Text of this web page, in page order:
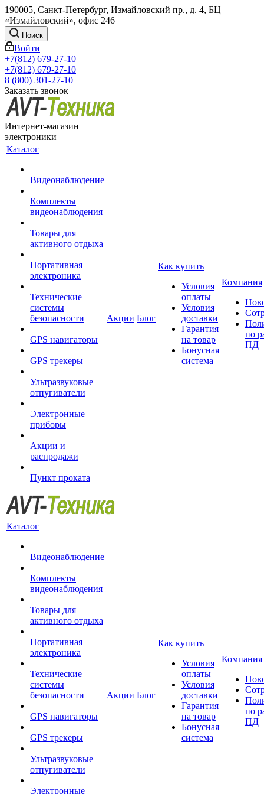
190005, Санкт-Петербург, Измайловский пр., д. 4, БЦ
«Измайловский», офис 246
Поиск
Войти
+7(812) 679-27-10
+7(812) 679-27-10
8 (800) 301-27-10
Заказать звонок
Интернет-магазин
электроники
Каталог
Видеонаблюдение
Комплекты
видеонаблюдения
Товары для
активного отдыха
Портативная
электроника
Технические
системы
безопасности
GPS навигаторы
GPS трекеры
Ультразвуковые
отпугиватели
Электронные
приборы
Акции и
распродажи
Пункт проката
Акции Блог
Как купить
Условия
оплаты
Условия
доставки
Гарантия
на товар
Бонусная
система
Компания
по
ПД
Каталог
Видеонаблюдение
Комплекты
видеонаблюдения
Товары для
активного отдыха
Портативная
электроника
Технические
системы
безопасности
GPS навигаторы
GPS трекеры
Ультразвуковые
отпугиватели
Электронные
Акции Блог
Как купить
Условия
оплаты
Условия
доставки
Гарантия
на товар
Бонусная
система
Компания
по
ПД